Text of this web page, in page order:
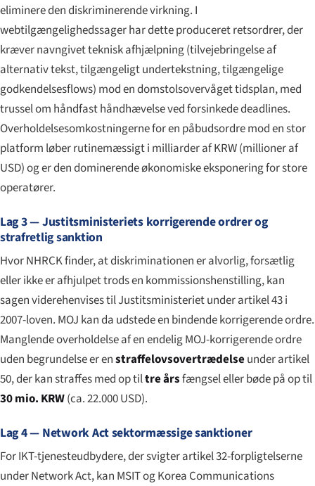
eliminere den diskriminerende virkning. I
webtilgængeligheds­sager har dette produceret retsordrer, der
kræver navngivet teknisk afhjælpning (tilvejebringelse af
alternativ tekst, tilgængeligt undertekstning, tilgængelige
godkendelses­flows) mod en domstolsovervåget tidsplan, med
trussel om håndfast håndhævelse ved forsinkede deadlines.
Overholdelsesomkostningerne for en påbudsordre mod en stor
platform løber rutinemæssigt i milliarder af KRW (millioner af
USD) og er den dominerende økonomiske eksponering for store
operatører.
Lag 3 — Justitsministeriets korrigerende ordrer og
strafretlig sanktion
Hvor NHRCK finder, at diskriminationen er alvorlig, forsætlig
eller ikke er afhjulpet trods en kommissions­henstilling, kan
sagen viderehenvises til Justitsministeriet under artikel 43 i
2007-loven. MOJ kan da udstede en bindende korrigerende ordre.
Manglende overholdelse af en endelig MOJ-korrigerende ordre
uden begrundelse er enstraffelovsovertrædelseunder artikel
50, der kan straffes med op tiltre årsfængsel eller bøde på op til
30 mio. KRW(ca. 22.000 USD).
Lag 4 — Network Act sektormæssige sanktioner
For IKT-tjenesteudbydere, der svigter artikel 32-forpligtelserne
under Network Act, kan MSIT og Korea Communications